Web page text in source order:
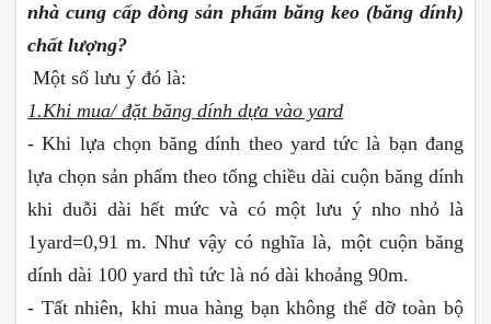
nhà cung cấp dòng sản phẩm băng keo (băng dính)
chất lượng?
Một số lưu ý đó là:
1.Khi mua/ đặt băng dính dựa vào yard
- Khi lựa chọn băng dính theo yard tức là bạn đang
lựa chọn sản phẩm theo tổng chiều dài cuộn băng dính
khi duỗi dài hết mức và có một lưu ý nho nhỏ là
1yard=0,91 m. Như vậy có nghĩa là, một cuộn băng
dính dài 100 yard thì tức là nó dài khoảng 90m.
- Tất nhiên, khi mua hàng bạn không thể dỡ toàn bộ